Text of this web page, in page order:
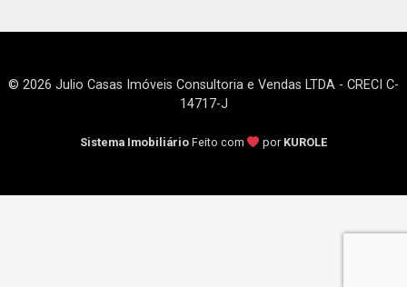
© 2026 Julio Casas Imóveis Consultoria e Vendas LTDA - CRECI C-
14717-J
Sistema Imobiliário Feito com por KUROLE